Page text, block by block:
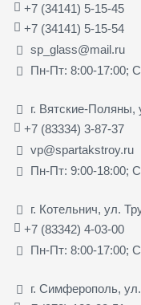
+7 (34141) 5-15-45
+7 (34141) 5-15-54
sp_glass@mail.ru
Пн-Пт: 8:00-17:00;
г. Вятские-Поляны,
+7 (83334) 3-87-37
vp@spartakstroy.ru
Пн-Пт: 9:00-18:00;
г. Котельнич, ул.
+7 (83342) 4-03-00
Пн-Пт: 8:00-17:00;
г. Симферополь,